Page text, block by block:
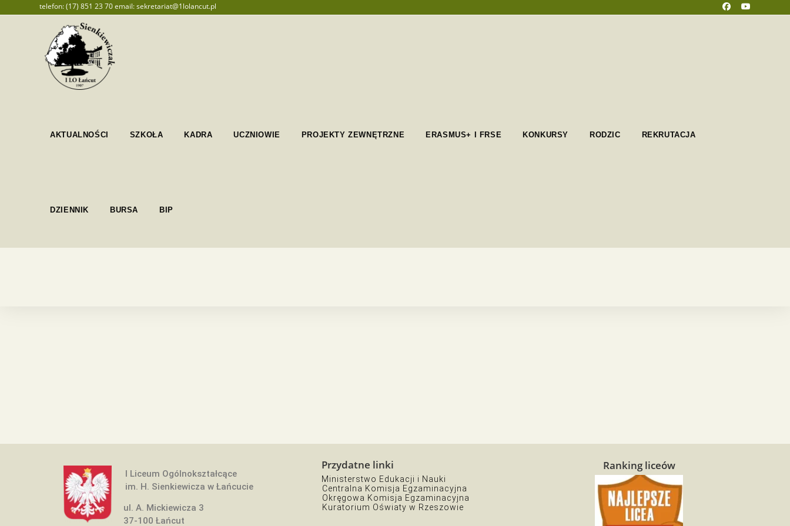
telefon: (17) 851 23 70 email: sekretariat@1lolancut.pl
AKTUALNOŚCI SZKOŁA KADRA UCZNIOWIE PROJEKTY ZEWNĘTRZNE ERASMUS+ I FRSE KONKURSY RODZIC REKRUTACJA
DZIENNIK BURSA BIP
I Liceum Ogólnokształcące
im. H. Sienkiewicza w Łańcucie
ul. A. Mickiewicza 3
37-100 Łańcut
Przydatne linki
Ministerstwo Edukacji i Nauki
Centralna Komisja Egzaminacyjna
Okręgowa Komisja Egzaminacyjna
Kuratorium Oświaty w Rzeszowie
Ranking liceów